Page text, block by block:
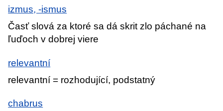
izmus, -ismus
Časť slová za ktoré sa dá skrit zlo páchané na
ľuďoch v dobrej viere
relevantní
relevantní = rozhodující, podstatný
chabrus